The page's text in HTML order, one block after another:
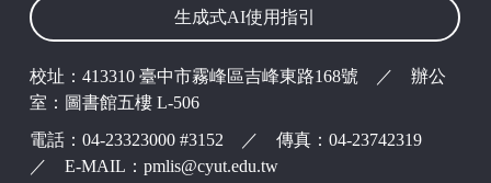
生成式AI使用指引
校址：413310 臺中市霧峰區吉峰東路168號 ／ 辦公
室：圖書館五樓 L-506
電話：04-23323000 #3152 ／ 傳真：04-23742319
／ E-MAIL：pmlis@cyut.edu.tw